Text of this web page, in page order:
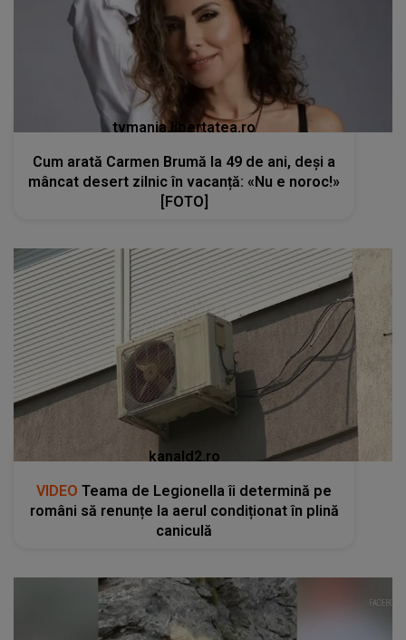
tvmania.libertatea.ro
Cum arată Carmen Brumă la 49 de ani, deși a
mâncat desert zilnic în vacanță: «Nu e noroc!»
[FOTO]
kanald2.ro
VIDEO Teama de Legionella îi determină pe
români să renunțe la aerul condiționat în plină
caniculă